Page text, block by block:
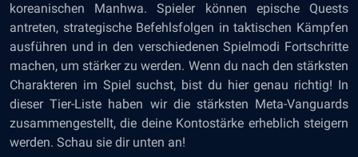
koreanischen Manhwa. Spieler können epische Quests
antreten, strategische Befehlsfolgen in taktischen Kämpfen
ausführen und in den verschiedenen Spielmodi Fortschritte
machen, um stärker zu werden. Wenn du nach den stärksten
Charakteren im Spiel suchst, bist du hier genau richtig! In
dieser Tier-Liste haben wir die stärksten Meta-Vanguards
zusammengestellt, die deine Kontostärke erheblich steigern
werden. Schau sie dir unten an!